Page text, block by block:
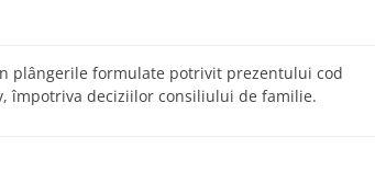
plângerile formulate potrivit prezentului cod
împotriva deciziilor consiliului de familie.